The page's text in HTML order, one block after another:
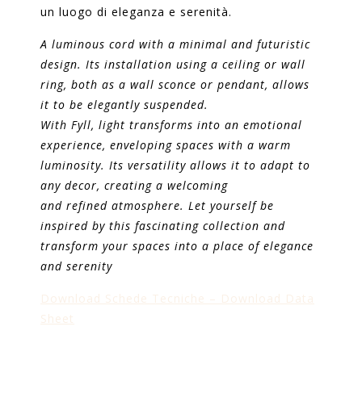
un luogo di eleganza e serenità.
A luminous cord with a minimal and futuristic
design. Its installation using a ceiling or wall
ring, both as a wall sconce or pendant, allows
it to be elegantly suspended.
With Fyll, light transforms into an emotional
experience, enveloping spaces with a warm
luminosity. Its versatility allows it to adapt to
any decor, creating a welcoming
and refined atmosphere. Let yourself be
inspired by this fascinating collection and
transform your spaces into a place of elegance
and serenity
Download Schede Tecniche – Download Data
Sheet